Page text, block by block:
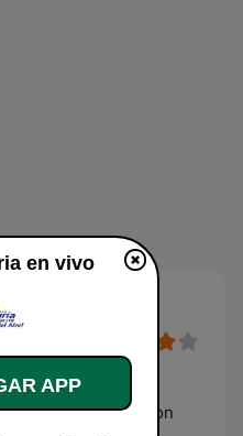
como Radio
generalista, con
en vivo
APP